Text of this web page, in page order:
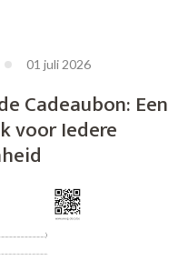
01 juli 2026
Cadeaubon: Een
voor Iedere